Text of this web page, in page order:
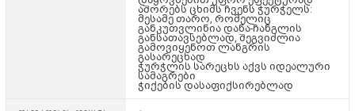
აშორებს ცხიმს ჩვენს ჭურჭელს:
მესამე თარო, რომელიც
განკუთვლინია დანა-ჩანგლის
განსათავსებლად, შეგვიძლია
გამოვიყენოთ ლანგრის
გასარეცხად
ჭურჭლის სარეცხს აქვს იდეალური
სამაგრები
ჭიქების დასაფიქსირებლად